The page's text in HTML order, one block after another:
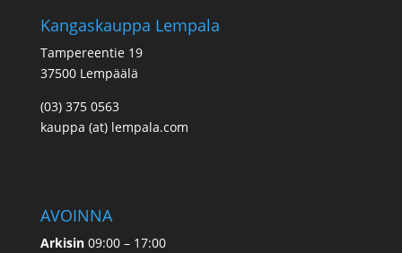
Kangaskauppa Lempala
Tampereentie 19
37500 Lempäälä
(03) 375 0563
kauppa (at) lempala.com
AVOINNA
Arkisin 09:00 – 17:00